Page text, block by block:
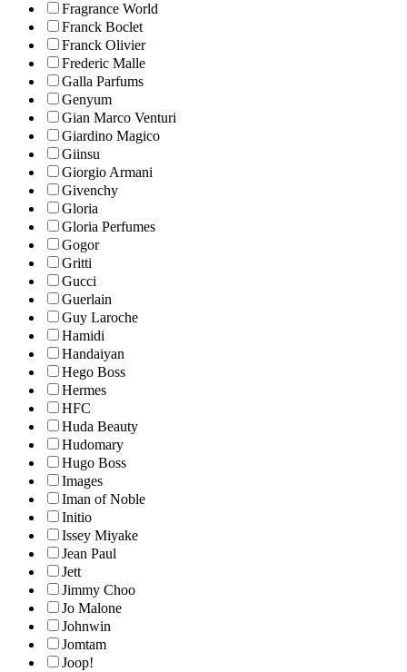
Fragrance World
Franck Boclet
Franck Olivier
Frederic Malle
Galla Parfums
Genyum
Gian Marco Venturi
Giardino Magico
Giinsu
Giorgio Armani
Givenchy
Gloria
Gloria Perfumes
Gogor
Gritti
Gucci
Guerlain
Guy Laroche
Hamidi
Handaiyan
Hego Boss
Hermes
HFC
Huda Beauty
Hudomary
Hugo Boss
Images
Iman of Noble
Initio
Issey Miyake
Jean Paul
Jett
Jimmy Choo
Jo Malone
Johnwin
Jomtam
Joop!